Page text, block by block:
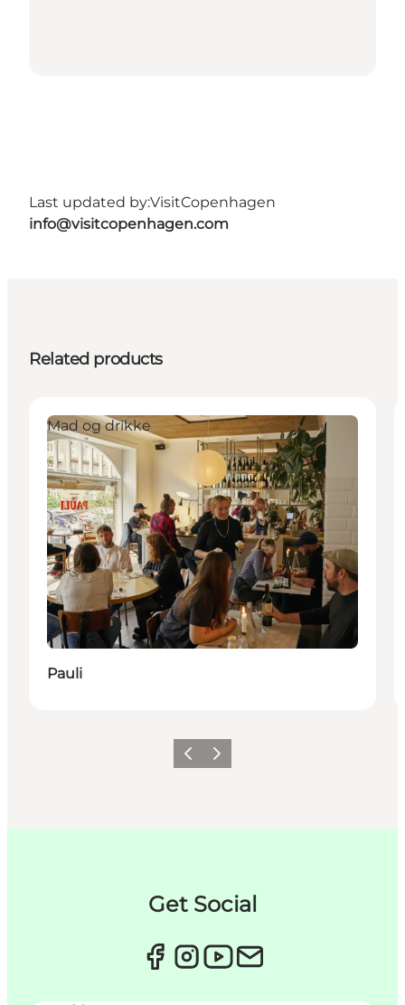
Last updated by:VisitCopenhagen
info@visitcopenhagen.com
Related products
Mad og drikke
Pauli
Previous
Next
Get Social